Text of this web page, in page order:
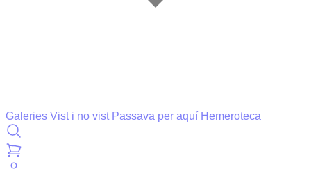
Galeries Vist i no vist Passava per aquí Hemeroteca